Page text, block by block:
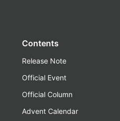
Contents
Release Note
Official Event
Official Column
Advent Calendar